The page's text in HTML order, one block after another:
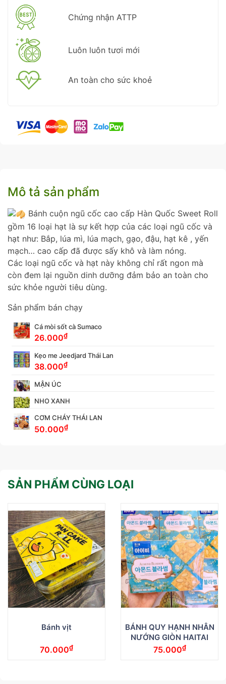
Chứng nhận ATTP
Luôn luôn tươi mới
An toàn cho sức khoẻ
Mô tả sản phẩm
Bánh cuộn ngũ cốc cao cấp Hàn Quốc Sweet Roll
gồm 16 loại hạt là sự kết hợp của các loại ngũ cốc và
hạt như: Bắp, lúa mì, lúa mạch, gạo, đậu, hạt kê , yến
mạch… cao cấp đã được sấy khô và làm nóng.
Các loại ngũ cốc và hạt này không chỉ rất ngon mà
còn đem lại nguồn dinh dưỡng đảm bảo an toàn cho
sức khỏe người tiêu dùng.
Sản phẩm bán chạy
Cá mòi sốt cà Sumaco
26.000₫
Kẹo me Jeedjard Thái Lan
38.000₫
MẬN ÚC
NHO XANH
CƠM CHÁY THÁI LAN
50.000₫
SẢN PHẨM CÙNG LOẠI
Bánh vịt
70.000₫
BÁNH QUY HẠNH NHÂN
NƯỚNG GIÒN HAITAI
75.000₫